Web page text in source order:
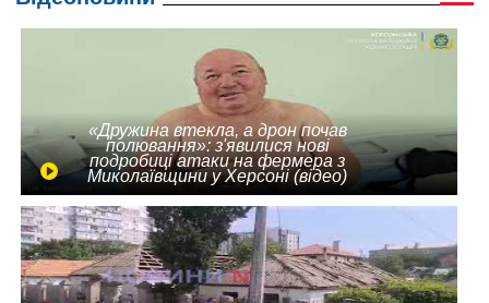
«Дружина втекла, а дрон почав
полювання»: з'явилися нові
подробиці атаки на фермера з
Миколаївщини у Херсоні (відео)